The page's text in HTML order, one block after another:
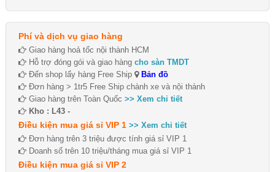
Phí và dịch vụ giao hàng
Giao hàng hoả tốc nội thành HCM
Hỗ trợ đóng gói và giao hàng cho sàn TMDT
Đến shop lấy hàng Free Ship
Bản đồ
Đơn hàng > 1tr5 Free Ship chành xe và nội thành
Giao hàng trên Toàn Quốc >> Xem chi tiết
Kho : L43 -
Điều kiện mua giá sỉ VIP 1 >> Xem chi tiết
Đơn hàng trên 3 triệu được tính giá sỉ VIP 1
Doanh số trên 10 triệu/tháng mua giá sỉ VIP 1
Điều kiện mua giá sỉ VIP 2